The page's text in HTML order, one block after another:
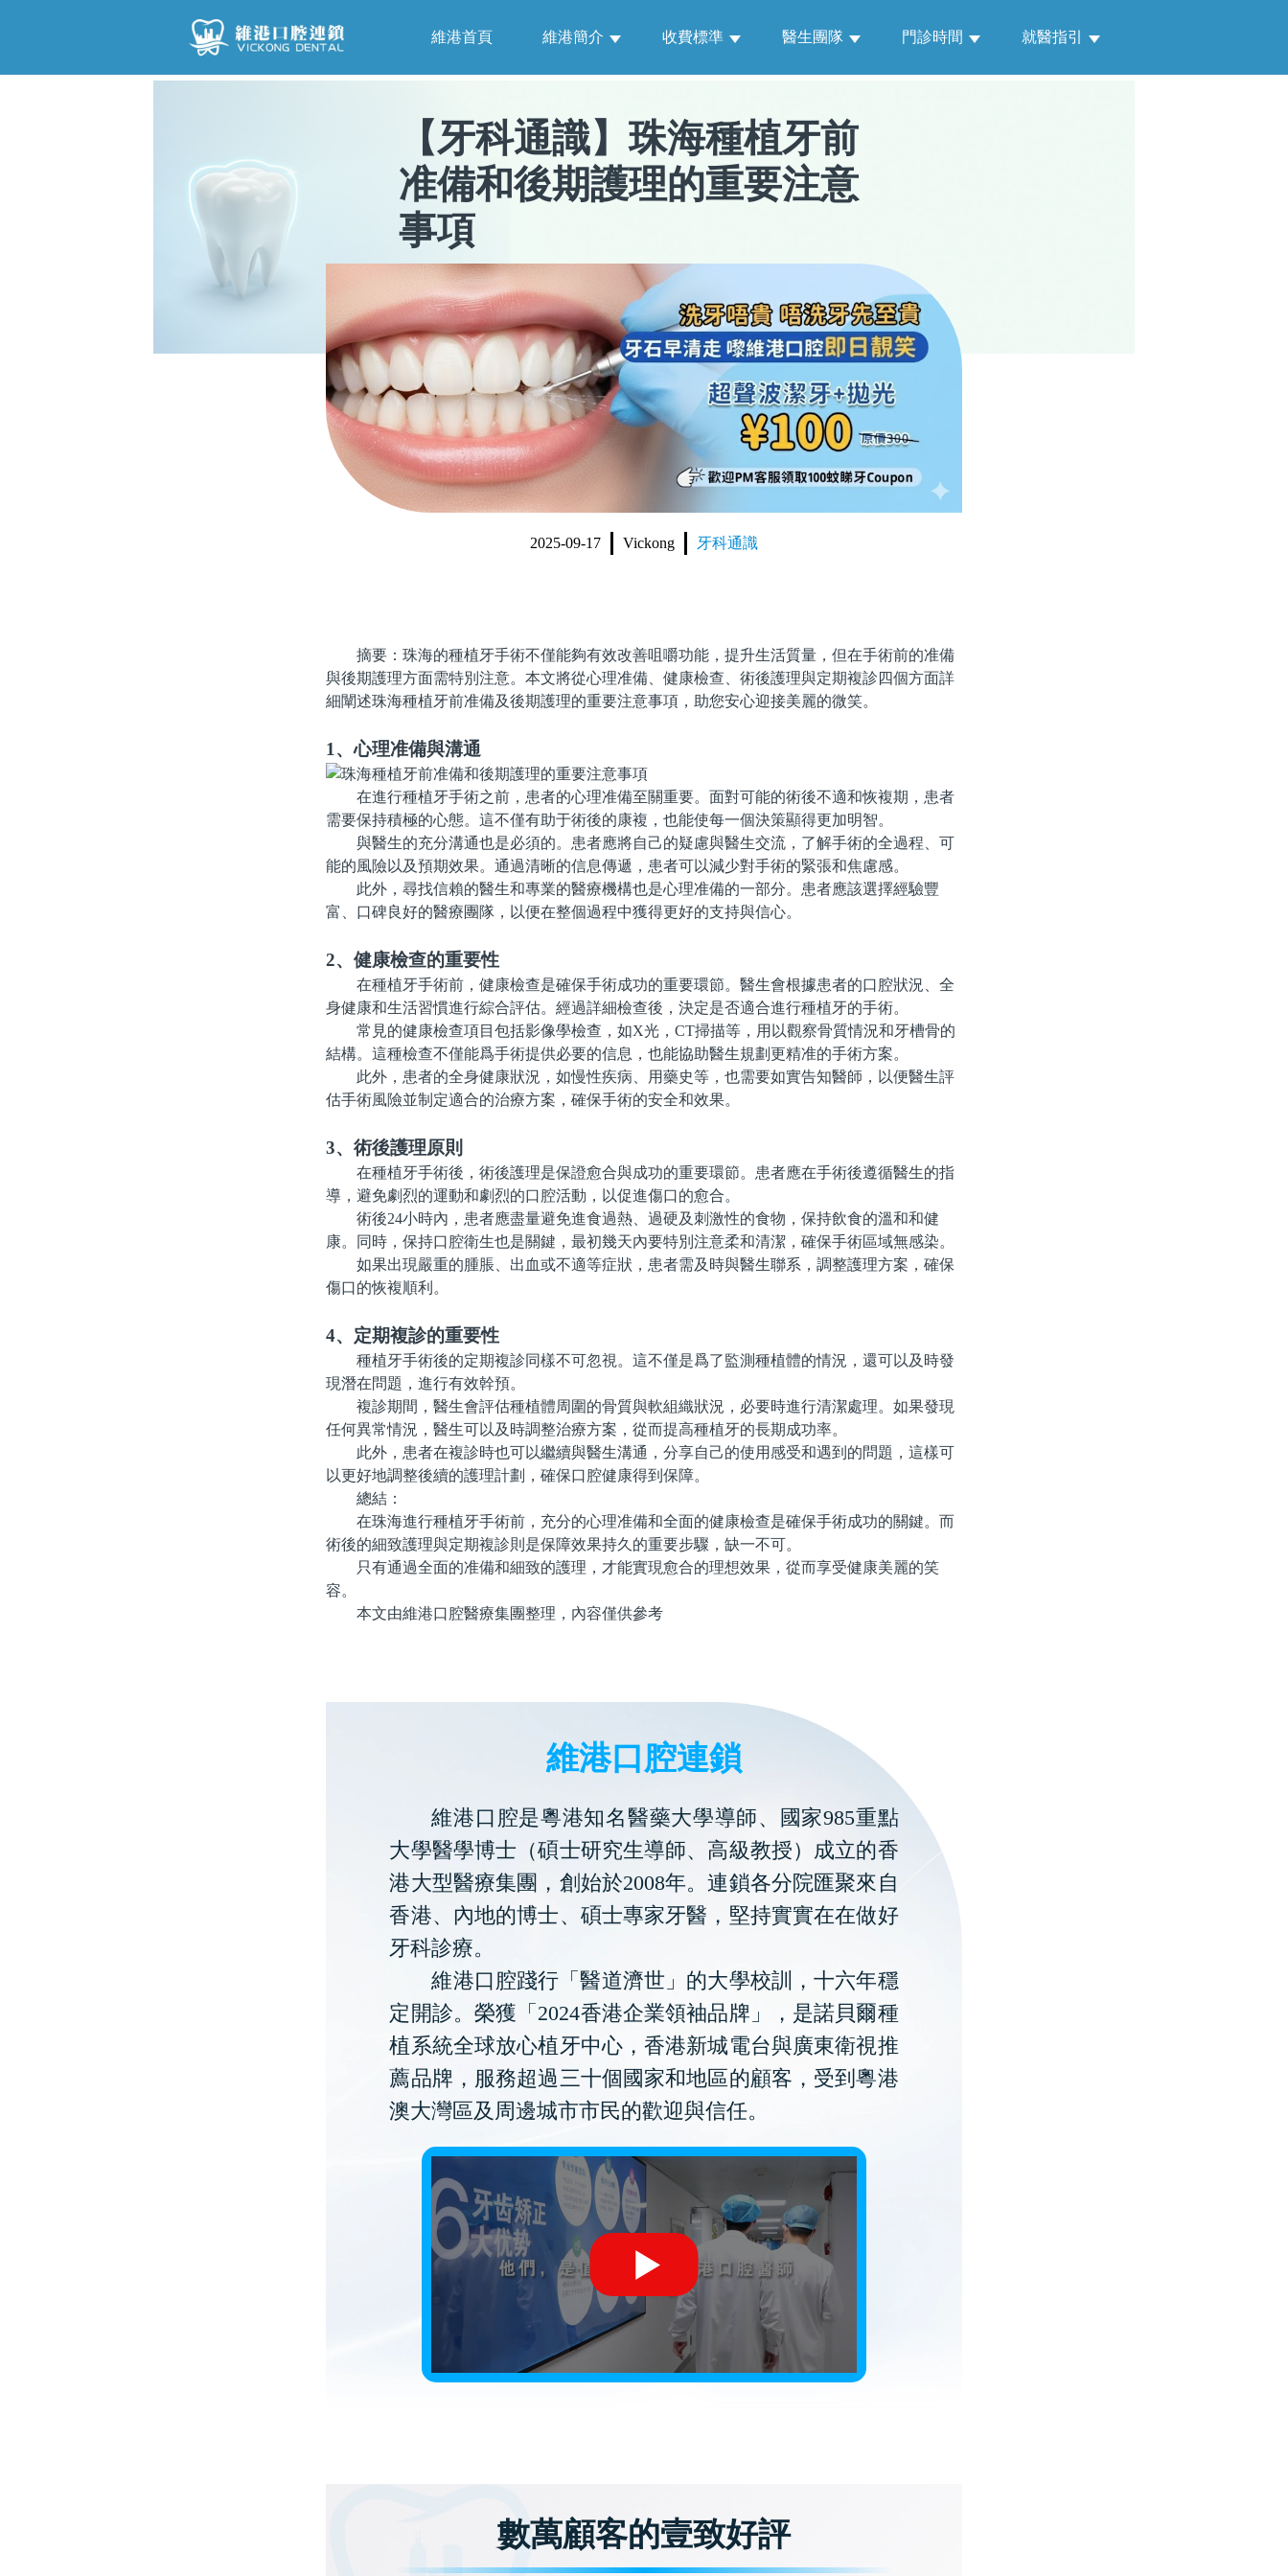
維港首頁 維港簡介 收費標準 醫生團隊 門診時間 就醫指引
【牙科通識】珠海種植牙前
准備和後期護理的重要注意
事項
2025-09-17 Vickong 牙科通識
摘要：珠海的種植牙手術不僅能夠有效改善咀嚼功能，提升生活質量，但在手術前的准備
與後期護理方面需特別注意。本文將從心理准備、健康檢查、術後護理與定期複診四個方面詳
細闡述珠海種植牙前准備及後期護理的重要注意事項，助您安心迎接美麗的微笑。
1、心理准備與溝通
在進行種植牙手術之前，患者的心理准備至關重要。面對可能的術後不適和恢複期，患者
需要保持積極的心態。這不僅有助于術後的康複，也能使每一個決策顯得更加明智。
與醫生的充分溝通也是必須的。患者應將自己的疑慮與醫生交流，了解手術的全過程、可
能的風險以及預期效果。通過清晰的信息傳遞，患者可以減少對手術的緊張和焦慮感。
此外，尋找信賴的醫生和專業的醫療機構也是心理准備的一部分。患者應該選擇經驗豐
富、口碑良好的醫療團隊，以便在整個過程中獲得更好的支持與信心。
2、健康檢查的重要性
在種植牙手術前，健康檢查是確保手術成功的重要環節。醫生會根據患者的口腔狀況、全
身健康和生活習慣進行綜合評估。經過詳細檢查後，決定是否適合進行種植牙的手術。
常見的健康檢查項目包括影像學檢查，如X光，CT掃描等，用以觀察骨質情況和牙槽骨的
結構。這種檢查不僅能爲手術提供必要的信息，也能協助醫生規劃更精准的手術方案。
此外，患者的全身健康狀況，如慢性疾病、用藥史等，也需要如實告知醫師，以便醫生評
估手術風險並制定適合的治療方案，確保手術的安全和效果。
3、術後護理原則
在種植牙手術後，術後護理是保證愈合與成功的重要環節。患者應在手術後遵循醫生的指
導，避免劇烈的運動和劇烈的口腔活動，以促進傷口的愈合。
術後24小時內，患者應盡量避免進食過熱、過硬及刺激性的食物，保持飲食的溫和和健
康。同時，保持口腔衛生也是關鍵，最初幾天內要特別注意柔和清潔，確保手術區域無感染。
如果出現嚴重的腫脹、出血或不適等症狀，患者需及時與醫生聯系，調整護理方案，確保
傷口的恢複順利。
4、定期複診的重要性
種植牙手術後的定期複診同樣不可忽視。這不僅是爲了監測種植體的情況，還可以及時發
現潛在問題，進行有效幹預。
複診期間，醫生會評估種植體周圍的骨質與軟組織狀況，必要時進行清潔處理。如果發現
任何異常情況，醫生可以及時調整治療方案，從而提高種植牙的長期成功率。
此外，患者在複診時也可以繼續與醫生溝通，分享自己的使用感受和遇到的問題，這樣可
以更好地調整後續的護理計劃，確保口腔健康得到保障。
總結：
在珠海進行種植牙手術前，充分的心理准備和全面的健康檢查是確保手術成功的關鍵。而
術後的細致護理與定期複診則是保障效果持久的重要步驟，缺一不可。
只有通過全面的准備和細致的護理，才能實現愈合的理想效果，從而享受健康美麗的笑
容。
本文由維港口腔醫療集團整理，內容僅供參考
維港口腔連鎖
維港口腔是粵港知名醫藥大學導師、國家985重點
大學醫學博士（碩士研究生導師、高級教授）成立的香
港大型醫療集團，創始於2008年。連鎖各分院匯聚來自
香港、內地的博士、碩士專家牙醫，堅持實實在在做好
牙科診療。
維港口腔踐行「醫道濟世」的大學校訓，十六年穩
定開診。榮獲「2024香港企業領袖品牌」，是諾貝爾種
植系統全球放心植牙中心，香港新城電台與廣東衛視推
薦品牌，服務超過三十個國家和地區的顧客，受到粵港
澳大灣區及周邊城市市民的歡迎與信任。
數萬顧客的壹致好評